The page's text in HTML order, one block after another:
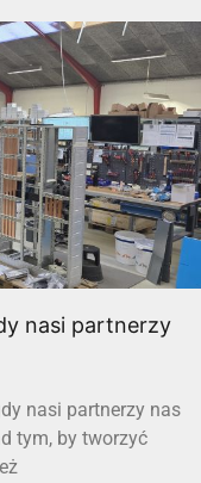
nasi partnerzy
nasi partnerzy nas
tym, by tworzyć